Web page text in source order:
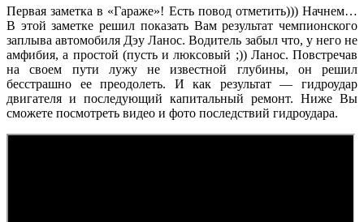
Первая заметка в «Гараже»! Есть повод отметить))) Начнем…
В этой заметке решил показать Вам результат чемпионского
заплыва автомобиля Дэу Ланос. Водитель забыл что, у него не
амфибия, а простой (пусть и люксовый ;)) Ланос. Повстречав
на своем пути лужу не известной глубины, он решил
бесстрашно ее преодолеть. И как результат — гидроудар
двигателя и последующий капитальный ремонт. Ниже Вы
сможете посмотреть видео и фото последствий гидроудара.